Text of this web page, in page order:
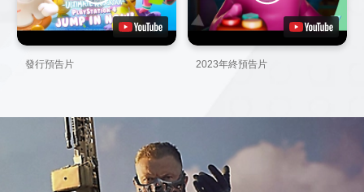
發行預告片 2023年終預告片